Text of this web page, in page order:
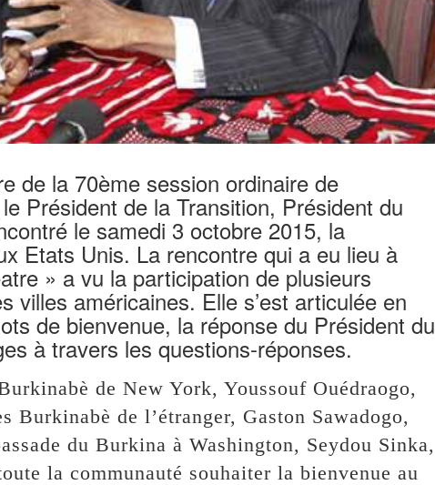
de la 70ème session ordinaire de
Président de la Transition, Président du
le samedi 3 octobre 2015, la
Etats Unis. La rencontre qui a eu lieu à
» a vu la participation de plusieurs
villes américaines. Elle s’est articulée en
de bienvenue, la réponse du Président du
à travers les questions-réponses.
de New York, Youssouf Ouédraogo,
Burkinabè de l’étranger, Gaston Sawadogo,
du Burkina à Washington, Seydou Sinka,
la communauté souhaiter la bienvenue au